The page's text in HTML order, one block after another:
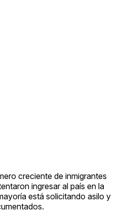
creciente de inmigrantes
ingresar al país en la
está solicitando asilo y